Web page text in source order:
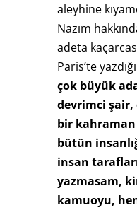
aleyhine
Nazım
adeta
Paris’te
çok büyük
devrimci şair,
bir kahraman
bütün
insan
yazmasam,
kamuoyu,